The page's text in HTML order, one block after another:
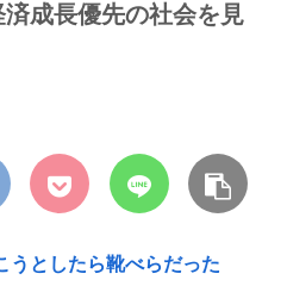
成長優先の社会を見
うとしたら靴べらだった